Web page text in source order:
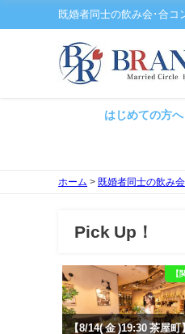
既婚者同士の飲み会･合コ
はじめての方へ
ホーム > 既婚者同士の飲み会
Pick Up！
【
【8/14( 金 )19:30 茶屋